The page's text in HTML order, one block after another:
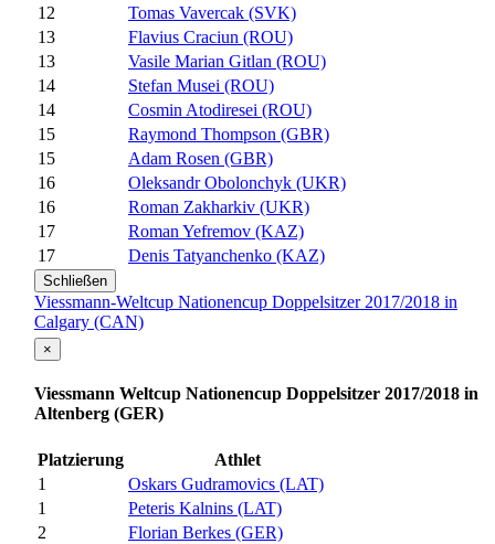
12
Tomas Vavercak (SVK)
13
Flavius Craciun (ROU)
13
Vasile Marian Gitlan (ROU)
14
Stefan Musei (ROU)
14
Cosmin Atodiresei (ROU)
15
Raymond Thompson (GBR)
15
Adam Rosen (GBR)
16
Oleksandr Obolonchyk (UKR)
16
Roman Zakharkiv (UKR)
17
Roman Yefremov (KAZ)
17
Denis Tatyanchenko (KAZ)
Schließen
Viessmann-Weltcup Nationencup Doppelsitzer 2017/2018 in
Calgary (CAN)
×
Viessmann Weltcup Nationencup Doppelsitzer 2017/2018 in
Altenberg (GER)
Platzierung
Athlet
1
Oskars Gudramovics (LAT)
1
Peteris Kalnins (LAT)
2
Florian Berkes (GER)